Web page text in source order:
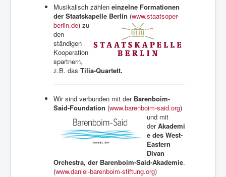
Anmeldung
Struktur und Geschichte
Presse
Was Musik kann.
Stellen/Ausschreibungen
Musikalisch zählen einzelne Formationen
der Staatskapelle Berlin (www.staatsoper-
berlin.de) zu
den
ständigen
Kooperation
spartnern,
z.B. das Tilia-Quartett.
Wir sind verbunden mit der Barenboim-
Said-Foundation (www.barenboim-said.org)
und mit
derAkademi
e des West-
Eastern
Divan
Orchestra, der Barenboim-Said-Akademie.
(www.daniel-barenboim-stiftung.org)